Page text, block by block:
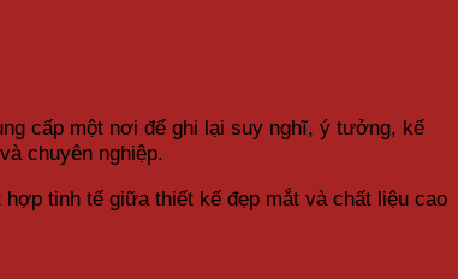
cấp một nơi để ghi lại suy nghĩ, ý tưởng, kế
chuyên nghiệp.
tinh tế giữa thiết kế đẹp mắt và chất liệu cao